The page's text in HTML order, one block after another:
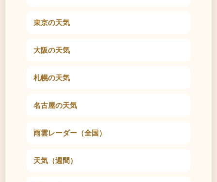
東京の天気
大阪の天気
札幌の天気
名古屋の天気
雨雲レーダー（全国）
天気（週間）